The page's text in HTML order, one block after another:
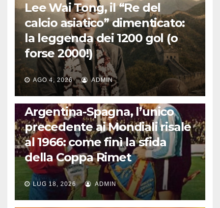
Lee Wai Tong, il “Re del
calcio asiatico” dimenticato:
la leggenda dei 1200 gol (o
forse 2000!)
AGO 4, 2026 ADMIN
CALCIO INTERNAZIONALE
Argentina-Spagna, l’unico
precedente ai Mondiali risale
al 1966: come finì la sfida
della Coppa Rimet
LUG 18, 2026 ADMIN
FUORI DAL CAMPO: CALCIO, GOSSIP E NON SOLO